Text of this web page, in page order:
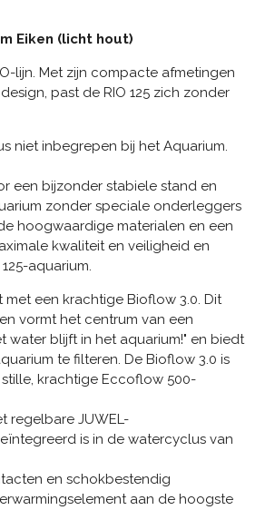
Eiken (licht hout)
lijn. Met zijn compacte afmetingen
past de RIO 125 zich zonder
niet inbegrepen bij het Aquarium.
een bijzonder stabiele stand en
zonder speciale onderleggers
hoogwaardige materialen en een
kwaliteit en veiligheid en
aquarium.
met een krachtige Bioflow 3.0. Dit
vormt het centrum van een
water blijft in het aquarium!" en biedt
te filteren. De Bioflow 3.0 is
krachtige Eccoflow 500-
regelbare JUWEL-
is in de watercyclus van
en schokbestendig
aan de hoogste